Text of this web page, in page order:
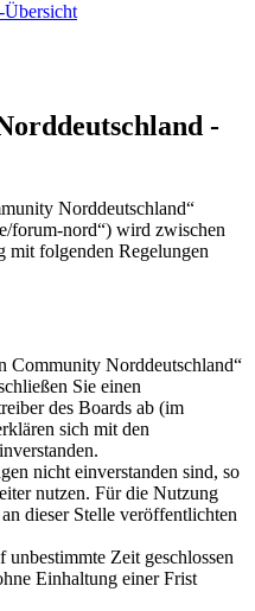
Übersicht
-
Norddeutschland“
forum-nord“) wird zwischen
mit folgenden Regelungen
Norddeutschland“
Sie einen
des Boards ab (im
sich mit den
nicht einverstanden sind, so
nutzen. Für die Nutzung
dieser Stelle veröffentlichten
Zeit geschlossen
Einhaltung einer Frist